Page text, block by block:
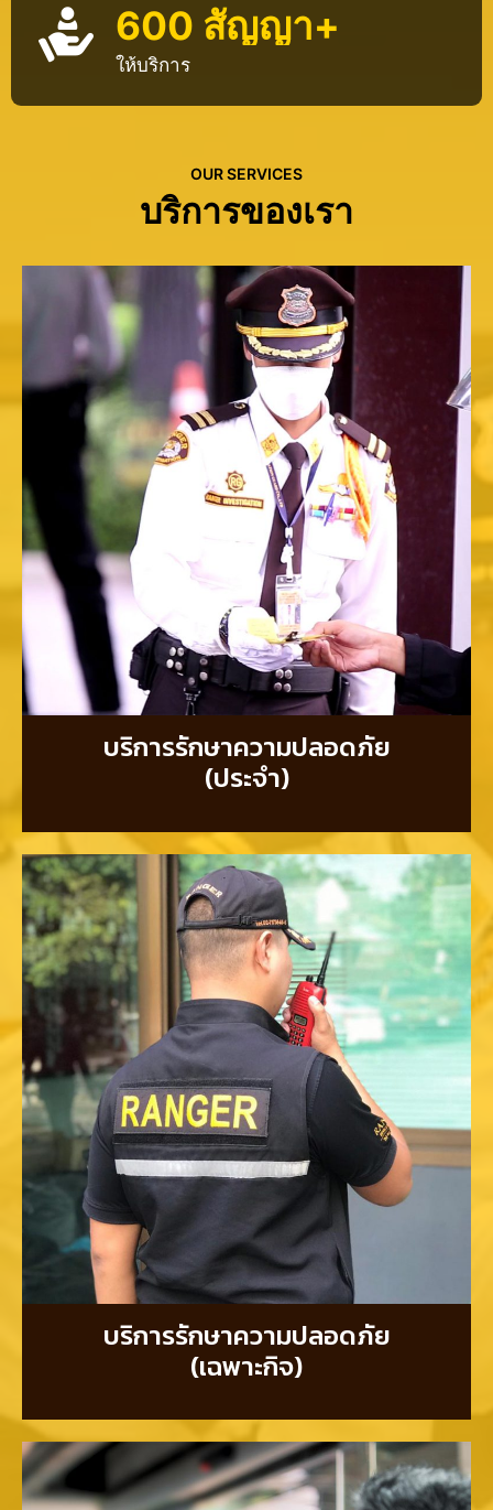
600 สัญญา+
ให้บริการ
OUR SERVICES
บริการของเรา
บริการรักษาความปลอดภัย
(ประจำ)
บริการรักษาความปลอดภัย
(เฉพาะกิจ)